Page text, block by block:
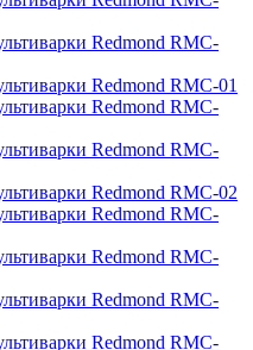
Redmond RMC-
Redmond RMC-01
Redmond RMC-
Redmond RMC-
Redmond RMC-02
Redmond RMC-
Redmond RMC-
Redmond RMC-
Redmond RMC-